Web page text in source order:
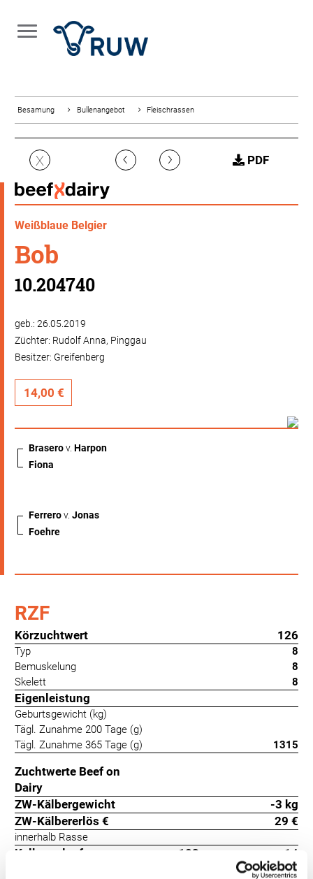
Besamung Bullenangebot Fleischrassen
X ‹ › PDF
Weißblaue Belgier
Bob
10.204740
geb.: 26.05.2019
Züchter: Rudolf Anna, Pinggau
Besitzer: Greifenberg
14,00 €
Braserov. Harpon
Fiona
Ferrerov. Jonas
Foehre
RZF
Körzuchtwert 126
Typ
8
Bemuskelung
8
Skelett
8
Eigenleistung
Geburtsgewicht (kg)
Tägl. Zunahme 200 Tage (g)
Tägl. Zunahme 365 Tage (g)
1315
Zuchtwerte Beef on
Dairy
ZW-Kälbergewicht
-3 kg
ZW-Kälbererlös €
29 €
innerhalb Rasse
Kalbeverlauf 103
+14
+23